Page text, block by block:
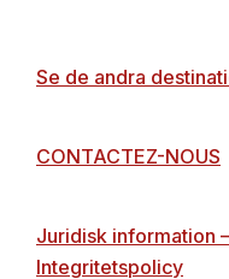
Se de andra
CONTACTEZ-NOUS
Juridisk information
Integritetspolicy